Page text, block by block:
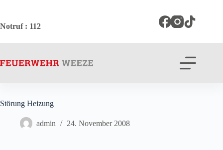
springen
Notruf: 112
Störung Heizung
admin 24. November 2008